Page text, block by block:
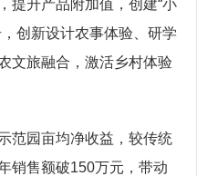
提升产品附加值，创建“小
创新设计农事体验、研学
文旅融合，激活乡村体验
园亩均净收益，较传统
销售额破150万元，带动